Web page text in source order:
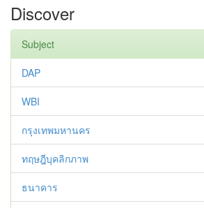
Discover
Subject
DAP
WBI
กรุงเทพมหานคร
ทฤษฎีบุคลิกภาพ
ธนาคาร